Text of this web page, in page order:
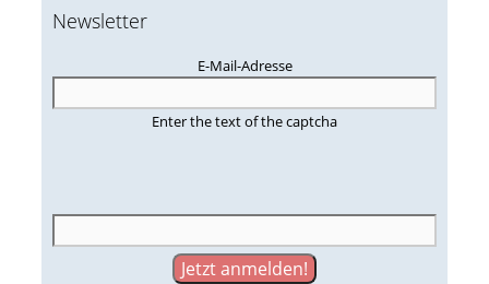
Newsletter
E-Mail-Adresse
Enter the text of the captcha